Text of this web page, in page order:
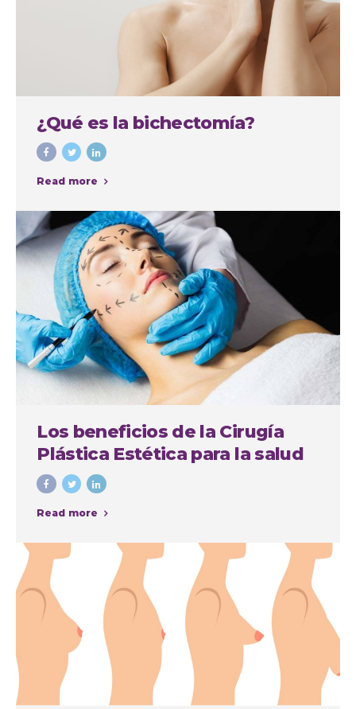
¿Qué es la bichectomía?
Read more
Los beneficios de la Cirugía
Plástica Estética para la salud
física y mental
Read more